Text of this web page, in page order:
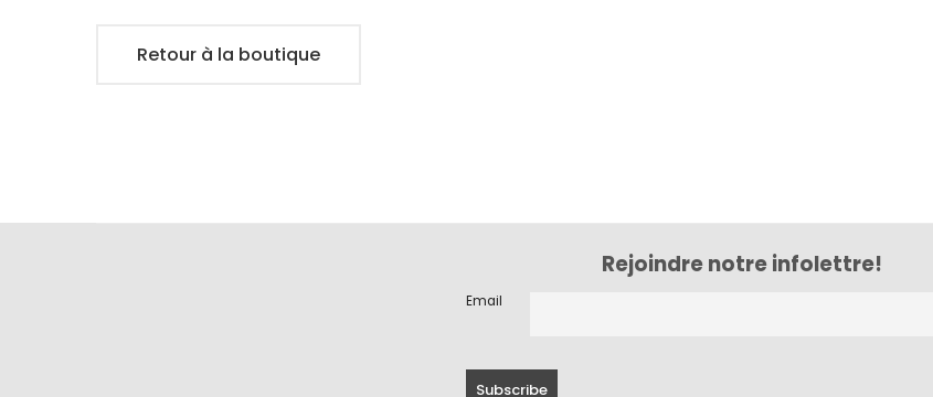
Retour à la boutique
Rejoindre notre infolettre!
Email